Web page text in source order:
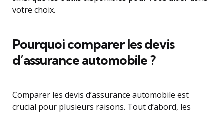
votre choix.
Pourquoi comparer les devis
d’assurance automobile ?
Comparer les devis d’assurance automobile est
crucial pour plusieurs raisons. Tout d’abord, les